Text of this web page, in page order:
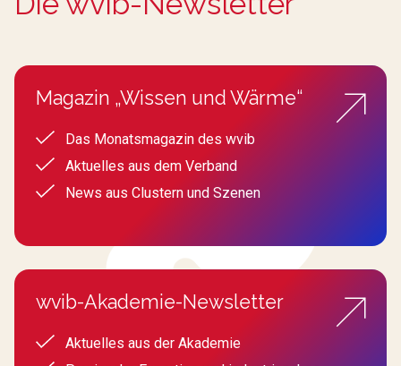
Magazin „Wissen und Wärme“
Das Monatsmagazin des wvib
Aktuelles aus dem Verband
News aus Clustern und Szenen
wvib-Akademie-Newsletter
Aktuelles aus der Akademie